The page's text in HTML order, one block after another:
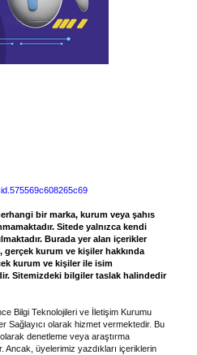
bir marka, kurum veya şahıs
Sitede yalnızca kendi
Burada yer alan içerikler
kurum ve kişiler hakkında
kurum ve kişiler ile isim
Sitemizdeki bilgiler taslak halindedir
Bilgi Teknolojileri ve İletişim Kurumu
Sağlayıcı olarak hizmet vermektedir. Bu
denetleme veya araştırma
Ancak, üyelerimiz yazdıkları içeriklerin